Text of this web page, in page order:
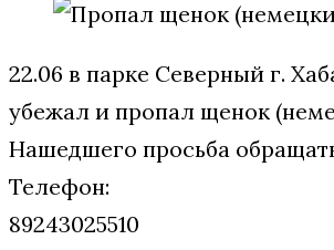
22.06 в парке Северный г.
убежал и пропал щенок
Нашедшего просьба
Телефон:
89243025510